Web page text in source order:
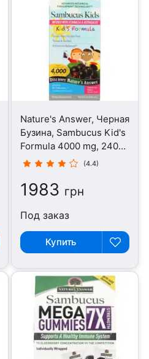
Nature's Answer, Черная
Бузина, Sambucus Kid's
Formula 4000 mg, 240
мл
(4.4)
1983 грн
Под заказ
Купить